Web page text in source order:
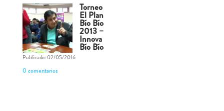
Torneo
El Plan
Bío Bío
2013 –
Innova
Bío Bío
Publicado: 02/05/2016
0 comentarios